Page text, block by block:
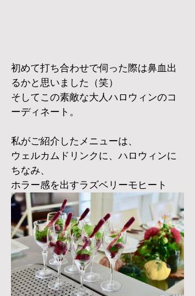
初めて打ち合わせで伺った際は鼻血出
るかと思いました（笑）
そしてこの素敵な大人ハロウィンのコ
ーディネート。
私がご紹介したメニューは、
ウェルカムドリンクに、ハロウィンに
ちなみ、
ホラー感を出すラズベリーモヒート